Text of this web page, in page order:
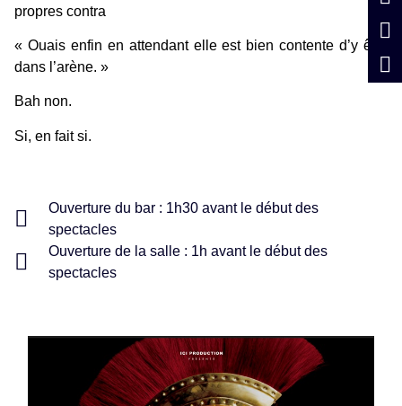
propres contra
« Ouais enfin en attendant elle est bien contente d’y être
dans l’arène. »
Bah non.
Si, en fait si.
Ouverture du bar : 1h30 avant le début des
spectacles
Ouverture de la salle : 1h avant le début des
spectacles